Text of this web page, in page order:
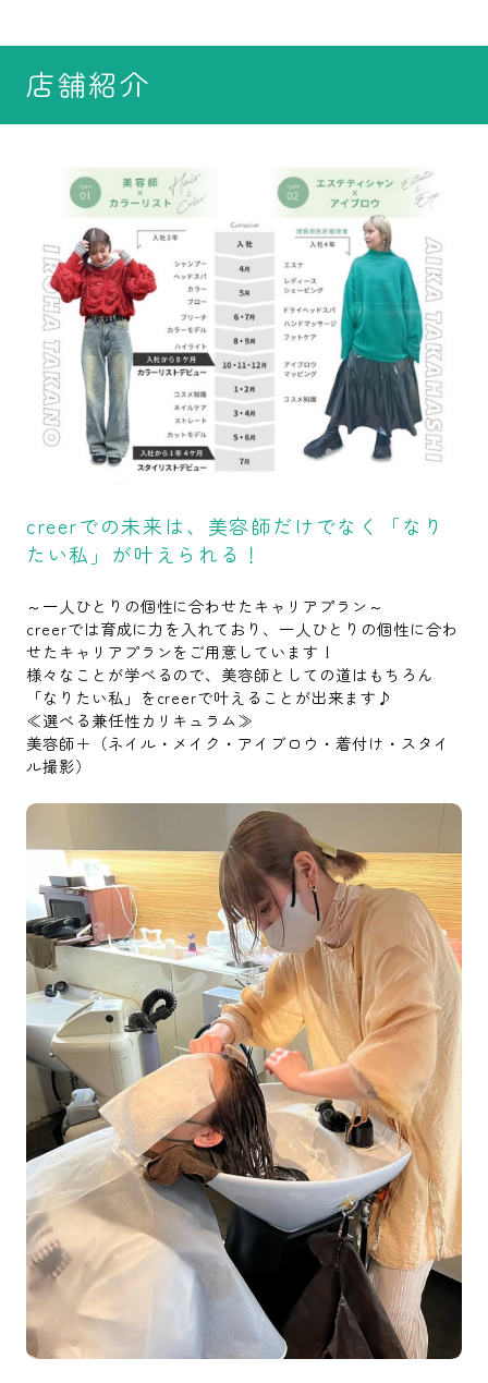
店舗紹介
creerでの未来は、美容師だけでなく「なり
たい私」が叶えられる！
～一人ひとりの個性に合わせたキャリアプラン～
creerでは育成に力を入れており、一人ひとりの個性に合わ
せたキャリアプランをご用意しています！
様々なことが学べるので、美容師としての道はもちろん
「なりたい私」をcreerで叶えることが出来ます♪
≪選べる兼任性カリキュラム≫
美容師＋（ネイル・メイク・アイブロウ・着付け・スタイ
ル撮影）